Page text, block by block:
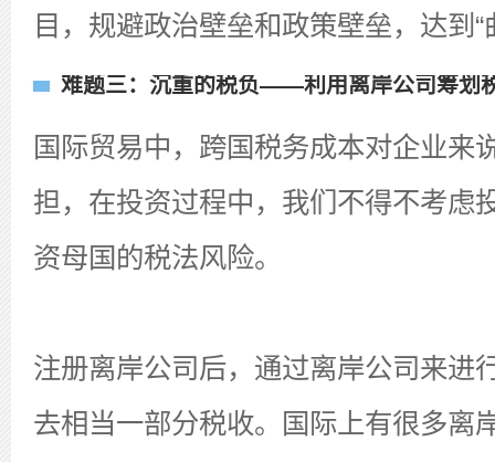
目，规避政治壁垒和政策壁垒，达到“
难题三：沉重的税负——利用离岸公司筹划
国际贸易中，跨国税务成本对企业来
担，在投资过程中，我们不得不考虑
资母国的税法风险。
注册离岸公司后，通过离岸公司来进
去相当一部分税收。国际上有很多离